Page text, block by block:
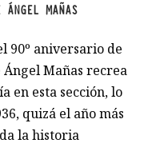
ÁNGEL MAÑAS
90º aniversario de
Ángel Mañas recrea
en esta sección, lo
quizá el año más
la historia